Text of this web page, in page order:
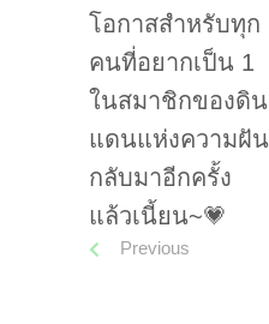
โอกาสสำหรับทุก
คนที่อยากเป็น 1
ในสมาชิกของดิน
แดนแห่งความฝัน
กลับมาอีกครั้ง
แล้วเนี้ยน~💗
Previous